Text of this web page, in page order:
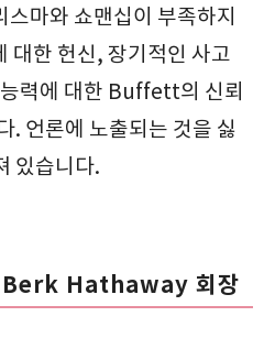
마와 쇼맨십이 부족하지
한 헌신, 장기적인 사고
력에 대한 Buffett의 신뢰
. 언론에 노출되는 것을 싫
있습니다.
Berk Hathaway 회장